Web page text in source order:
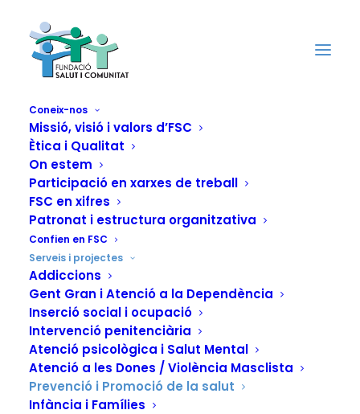
Coneix-nos
Missió, visió i valors d’FSC
Ètica i Qualitat
On estem
Participació en xarxes de treball
FSC en xifres
Patronat i estructura organitzativa
Confien en FSC
Serveis i projectes
Addiccions
Gent Gran i Atenció a la Dependència
Inserció social i ocupació
Intervenció penitenciària
Atenció psicològica i Salut Mental
Atenció a les Dones / Violència Masclista
Prevenció i Promoció de la salut
Infància i Famílies
Prevenció i
Promoció de la salut
Anticipació com a factor clau